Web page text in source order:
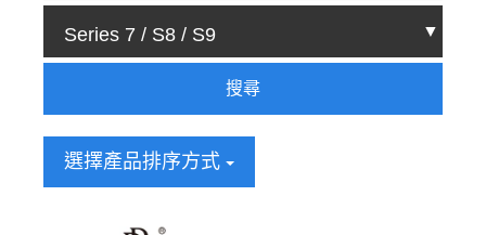
搜尋
選擇產品排序方式